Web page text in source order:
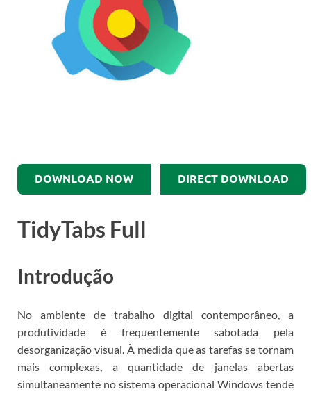
DOWNLOAD NOW DIRECT DOWNLOAD
TidyTabs Full
Introdução
No ambiente de trabalho digital contemporâneo, a
produtividade é frequentemente sabotada pela
desorganização visual. À medida que as tarefas se tornam
mais complexas, a quantidade de janelas abertas
simultaneamente no sistema operacional Windows tende